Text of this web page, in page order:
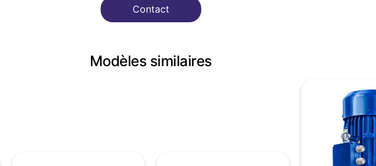
Contact
Modèles similaires